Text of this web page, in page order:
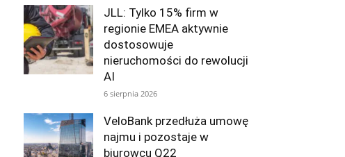
JLL: Tylko 15% firm w
regionie EMEA aktywnie
dostosowuje
nieruchomości do rewolucji
AI
6 sierpnia 2026
VeloBank przedłuża umowę
najmu i pozostaje w
biurowcu Q22